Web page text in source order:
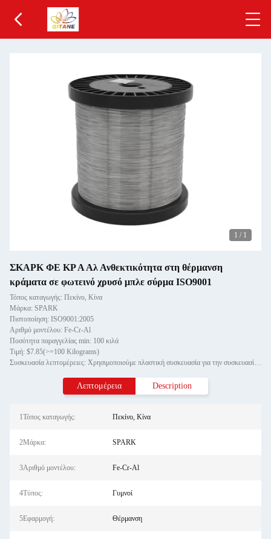
1 / 1
ΣΚΑΡΚ ΦΕ ΚΡ Α Αλ Ανθεκτικότητα στη θέρμανση
κράματα σε φωτεινό χρυσό μπλε σύρμα ISO9001
Τόπος καταγωγής: Πεκίνο, Κίνα
Μάρκα: SPARK
Πιστοποίηση: ISO9001:2005
Αριθμό μοντέλου: Fe-Cr-Al
Ποσότητα παραγγελίας min: 100 κιλά
Τιμή: $7.85(>=100 Kilograms)
Συσκευασία λεπτομέρειες: Χρησιμοποιούμε πλαστική συσκευασία για την συσκευασία του καλωδίου άξονα και η εξωτερική συσκευασία
Λεπτομέρεια Description
1Τόπος καταγωγής: Πεκίνο, Κίνα
2Μάρκα: SPARK
3Αριθμό μοντέλου: Fe-Cr-Al
4Τύπος: Γυμνοί
5Εφαρμογή: Θέρμανση